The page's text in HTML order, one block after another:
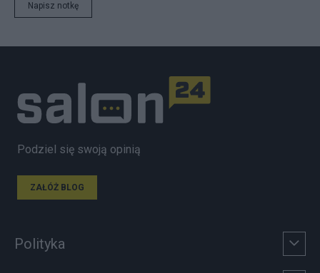
Napisz notkę
Podziel się swoją opinią
ZAŁÓŻ BLOG
Polityka